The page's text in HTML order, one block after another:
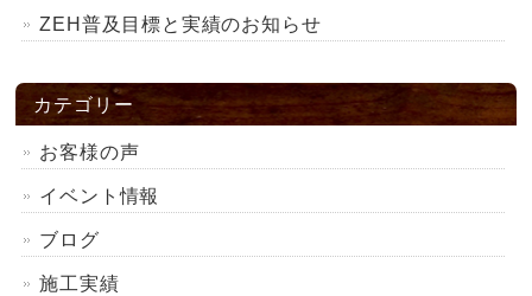
ZEH普及目標と実績のお知らせ
カテゴリー
お客様の声
イベント情報
ブログ
施工実績